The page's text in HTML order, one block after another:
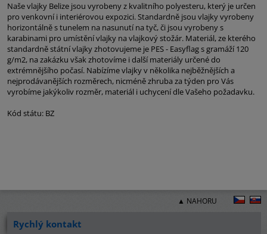
Naše vlajky Belize jsou vyrobeny z kvalitního polyesteru, který je určen
pro venkovní i interiérovou expozici. Standardně jsou vlajky vyrobeny
horizontálně s tunelem na nasunutí na tyč, či jsou vyrobeny s
karabinami pro umístění vlajky na vlajkový stožár. Materiál, ze kterého
standardně státní vlajky zhotovujeme je PES - Easyflag s gramáží 120
g/m2, na zakázku však zhotovíme i další materiály určené do
extrémnějšího počasí. Nabízíme vlajky v několika nejběžnějších a
nejprodávanějších rozměrech, nicméně zhruba za týden pro Vás
vyrobíme jakýkoliv rozměr, materiál i uchycení dle Vašeho požadavku.
Kód státu: BZ
▲ NAHORU
Rychlý kontakt